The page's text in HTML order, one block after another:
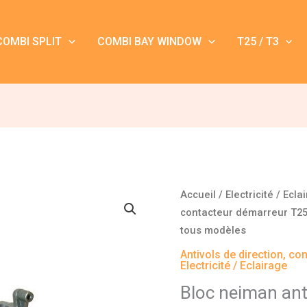
SPLIT COMBI BAY WINDOW T25 / T3
Accueil / Electricité /
contacteur démarreur
tous modèles
Antivols de direction,
Electricité / Eclairage
Bloc neiman